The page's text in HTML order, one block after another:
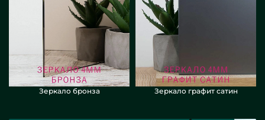
Зеркало бронза Зеркало графит сатин